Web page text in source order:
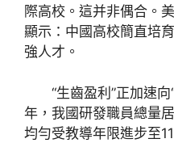
際高校。這并非偶合。
顯示：中國高校簡直培
強人才。
“生齒盈利”正加速
年，我國研發職員總量
均勻受教導年限進步至